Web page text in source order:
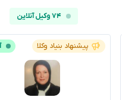
۷۴ وکیل آنلاین
پیشنهاد بنیاد وکلا